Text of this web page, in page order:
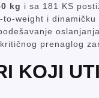
kg i sa 181 KS
weight i
prenaglog
KOJI